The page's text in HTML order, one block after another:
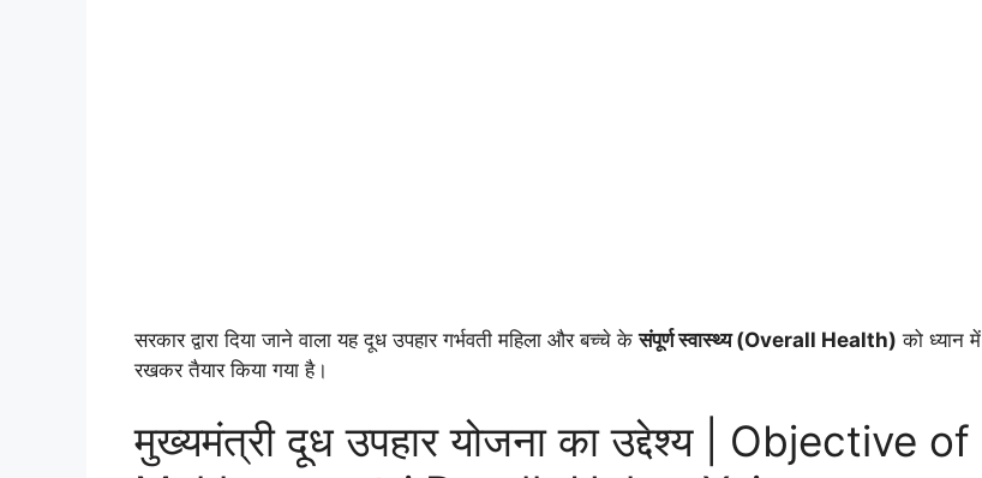
सरकार द्वारा दिया जाने वाला यह दूध उपहार गर्भवती महिला और बच्चे केसंपूर्ण स्वास्थ्य (Overall Health) को ध्यान में
रखकर तैयार किया गया है।
मुख्यमंत्री दूध उपहार योजना का उद्देश्य | Objective of